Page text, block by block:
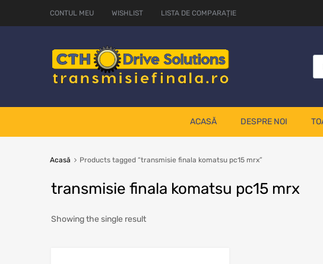
CONTUL MEU WISHLIST LISTA DE COMPARAȚIE
ACASĂ DESPRE NOI
Acasă Products tagged “transmisie finala komatsu pc15 mrx”
transmisie finala komatsu pc15 mrx
Showing the single result